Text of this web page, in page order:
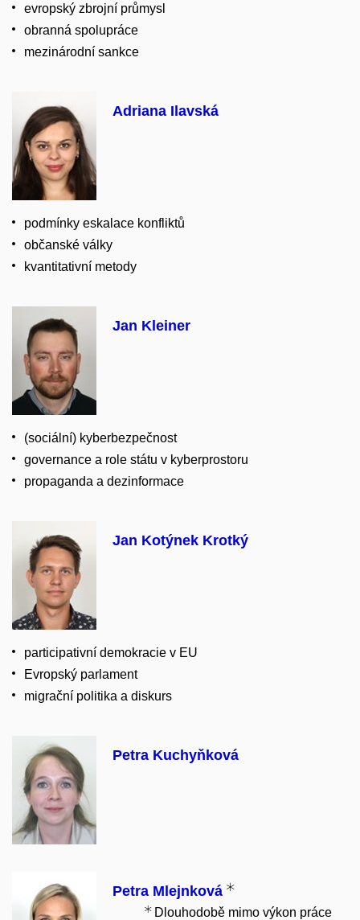
evropský zbrojní průmysl
obranná spolupráce
mezinárodní sankce
Adriana Ilavská
podmínky eskalace konfliktů
občanské války
kvantitativní metody
Jan Kleiner
(sociální) kyberbezpečnost
governance a role státu v kyberprostoru
propaganda a dezinformace
Jan Kotýnek Krotký
participativní demokracie v EU
Evropský parlament
migrační politika a diskurs
Petra Kuchyňková
Petra Mlejnková
Dlouhodobě mimo výkon práce